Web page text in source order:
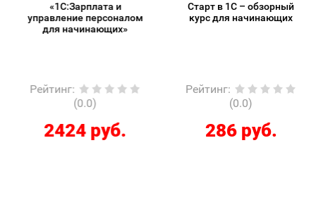
«1С:Зарплата и
управление персоналом
для начинающих»
Рейтинг:
(0.0)
2424 руб.
Старт в 1С – обзорный
курс для начинающих
Рейтинг:
(0.0)
286 руб.